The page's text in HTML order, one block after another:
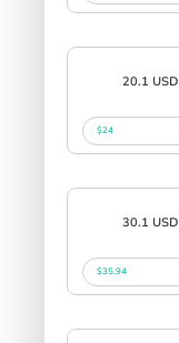
20.1 USD
$24
30.1 USD
$35.94